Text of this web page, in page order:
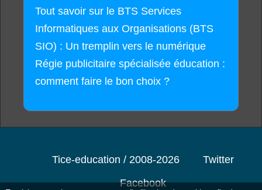
Tout savoir sur le BTS Services
Informatiques aux Organisations (BTS
SIO) : Un tremplin vers le numérique
Régie publicitaire spécialisée éducation :
comment faire le bon choix ?
Tice-education / 2008-2026
Twitter
Facebook